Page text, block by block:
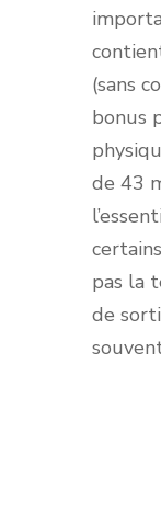
(sans
bonus
de 43
pas la
de